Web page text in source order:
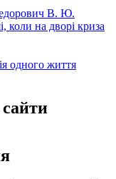
В. Ю.
коли на дворі криза
одного життя
сайти